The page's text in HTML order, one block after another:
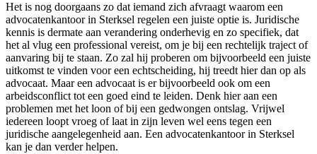
Het is nog doorgaans zo dat iemand zich afvraagt waarom een
advocatenkantoor in Sterksel regelen een juiste optie is. Juridische
kennis is dermate aan verandering onderhevig en zo specifiek, dat
het al vlug een professional vereist, om je bij een rechtelijk traject of
aanvaring bij te staan. Zo zal hij proberen om bijvoorbeeld een juiste
uitkomst te vinden voor een echtscheiding, hij treedt hier dan op als
advocaat. Maar een advocaat is er bijvoorbeeld ook om een
arbeidsconflict tot een goed eind te leiden. Denk hier aan een
problemen met het loon of bij een gedwongen ontslag. Vrijwel
iedereen loopt vroeg of laat in zijn leven wel eens tegen een
juridische aangelegenheid aan. Een advocatenkantoor in Sterksel
kan je dan verder helpen.